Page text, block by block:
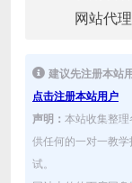
网站代
建议先注册本站
点击注册本站用户
声明： 本站收集整
供任何的一对一教
试。